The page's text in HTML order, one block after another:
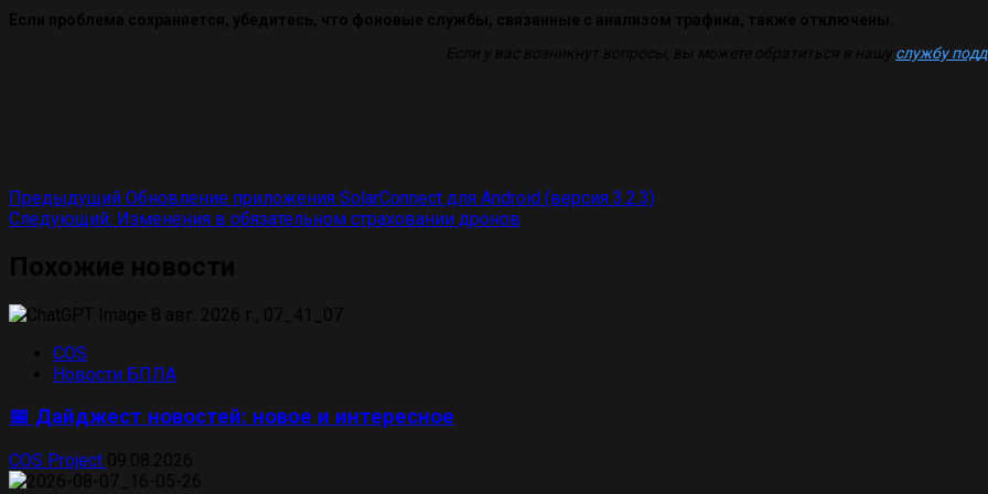
службу
Навигация
по
Предыдущий Обновление приложения SolarConnect для Android (версия 3.2.3)
Следующий: Изменения в обязательном страховании дронов
COS
Новости БПЛА
📅 Дайджест новостей: новое и интересное
COS Project